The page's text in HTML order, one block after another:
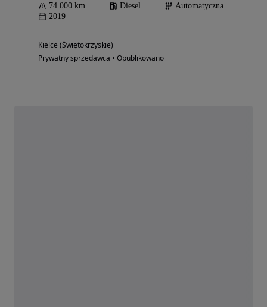
74 000 km Diesel
Automatyczna
2019
Kielce (Świętokrzyskie)
Prywatny sprzedawca • Opublikowano